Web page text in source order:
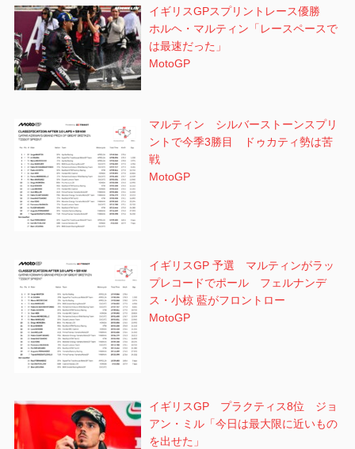
イギリスGPスプリントレース優勝
ホルヘ・マルティン「レースペースで
は最速だった」
MotoGP
マルティン シルバーストーンスプリ
ントで今季3勝目 ドゥカティ勢は苦
戦
MotoGP
イギリスGP 予選 マルティンがラッ
プレコードでポール フェルナンデ
ス・小椋 藍がフロントロー
MotoGP
イギリスGP プラクティス8位 ジョ
アン・ミル「今日は最大限に近いもの
を出せた」